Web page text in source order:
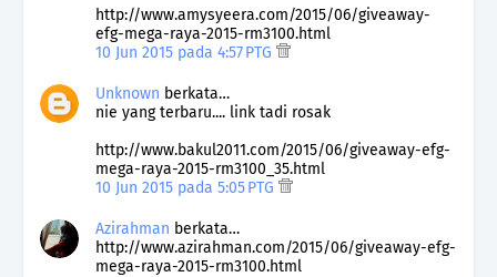
http://www.amysyeera.com/2015/06/giveaway-
efg-mega-raya-2015-rm3100.html
10 Jun 2015 pada 4:57 PTG
Unknown berkata…
nie yang terbaru.... link tadi rosak
http://www.bakul2011.com/2015/06/giveaway-efg-
mega-raya-2015-rm3100_35.html
10 Jun 2015 pada 5:05 PTG
Azirahman berkata…
http://www.azirahman.com/2015/06/giveaway-efg-
mega-raya-2015-rm3100.html